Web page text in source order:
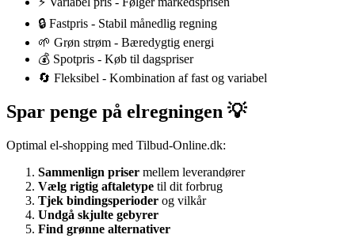
🔒 Fastpris - Stabil månedlig regning
🌱 Grøn strøm - Bæredygtig energi
💰 Spotpris - Køb til dagspriser
🔄 Fleksibel - Kombination af fast og variabel
Spar penge på elregningen 💡
Optimal el-shopping med Tilbud-Online.dk:
Sammenlign priser mellem leverandører
Vælg rigtig aftaletype til dit forbrug
Tjek bindingsperioder og vilkår
Undgå skjulte gebyrer
Find grønne alternativer